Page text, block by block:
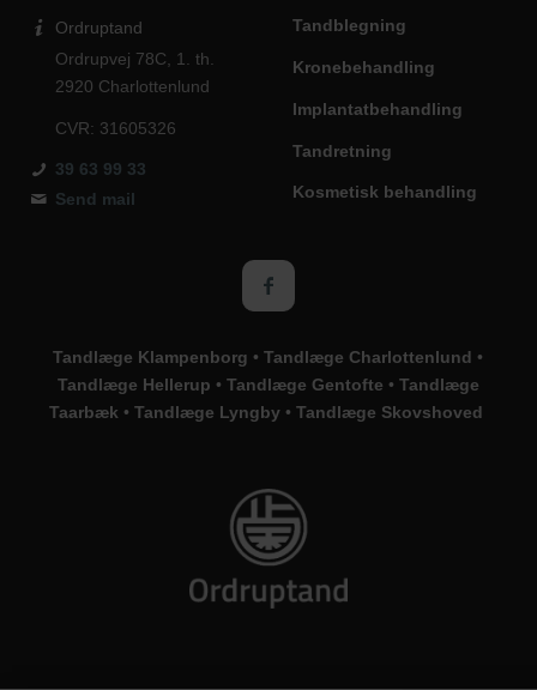
Ordruptand
Ordrupvej 78C, 1. th.
2920 Charlottenlund
CVR: 31605326
39 63 99 33
Send mail
Tandblegning
Kronebehandling
Implantatbehandling
Tandretning
Kosmetisk behandling
Tandlæge Klampenborg •Tandlæge Charlottenlund •
Tandlæge Hellerup • Tandlæge Gentofte • Tandlæge
Taarbæk • Tandlæge Lyngby• Tandlæge Skovshoved